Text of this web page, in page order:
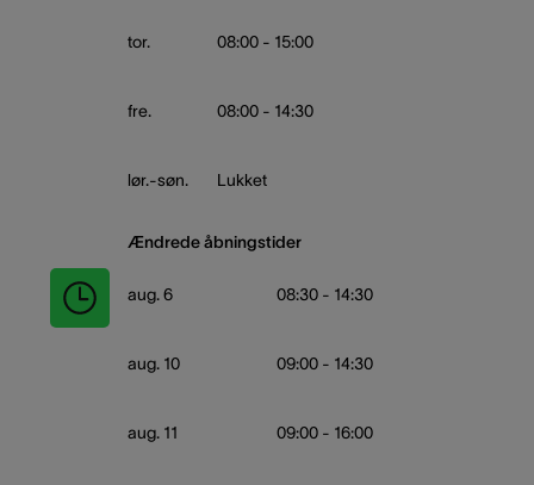
tor. 08:00 - 15:00
fre. 08:00 - 14:30
lør.-søn. Lukket
Ændrede åbningstider
aug. 6 08:30 - 14:30
aug. 10 09:00 - 14:30
aug. 11 09:00 - 16:00